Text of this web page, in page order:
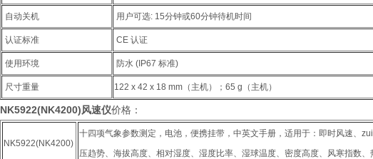
自动关机 用户可选: 15分钟或60分钟待机时间
认证标准 CE 认证
使用环境 防水 (IP67 标准)
尺寸重量 122 x 42 x 18 mm（主机）；65 g（主机）
NK5922(NK4200)风速仪价格：
NK5922(NK4200)
十四项气象参数测定，电池，便携挂带，中英文手册，适用于：即时风速、
压趋势、海拔高度、相对湿度、湿度比率、湿球温度、密度高度、风寒指数、